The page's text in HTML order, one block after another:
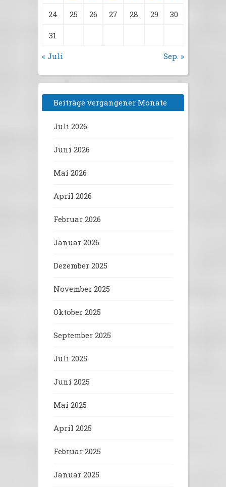
24 25 26 27 28 29 30
31
« Juli Sep. »
Beiträge vergangener Monate
Juli 2026
Juni 2026
Mai 2026
April 2026
Februar 2026
Januar 2026
Dezember 2025
November 2025
Oktober 2025
September 2025
Juli 2025
Juni 2025
Mai 2025
April 2025
Februar 2025
Januar 2025